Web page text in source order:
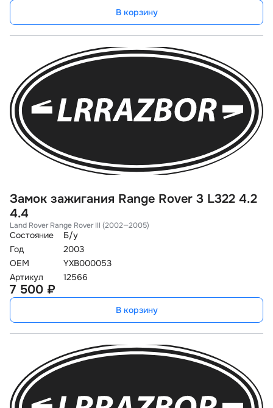
В корзину
Замок зажигания Range Rover 3 L322 4.2
4.4
Land Rover Range Rover III (2002—2005)
Состояние
Б/у
Год
2003
OEM
YXB000053
Артикул
12566
7 500 ₽
В корзину